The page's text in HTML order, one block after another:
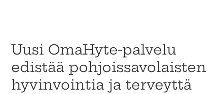
Uusi OmaHyte-palvelu
edistää pohjoissavolaisten
hyvinvointia ja terveyttä